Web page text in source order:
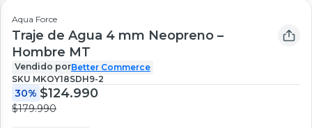
Aqua Force
Traje de Agua 4 mm Neopreno –
Hombre MT
Vendido porBetter Commerce
SKU MKOY18SDH9-2
30% $124.990
$179.990